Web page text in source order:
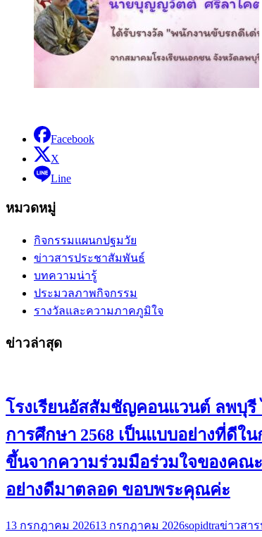
Facebook
X
Line
หมวดหมู่
กิจกรรมแผนกปฐมวัย
ข่าวสารประชาสัมพันธ์
บทความน่ารู้
ประมวลภาพกิจกรรม
รางวัลและความภาคภูมิใจ
ข่าวล่าสุด
โรงเรียนอัสสัมชัญคอนแวนต์ ลพบุรี
การศึกษา 2568 เป็นแบบอย่างที่ดีใ
ขึ้นจากความร่วมมือร่วมใจของคณ
อย่างดีมาตลอด ขอบพระคุณค่ะ
13 กรกฎาคม 202613 กรกฎาคม 2026sopidtraข่าวสา